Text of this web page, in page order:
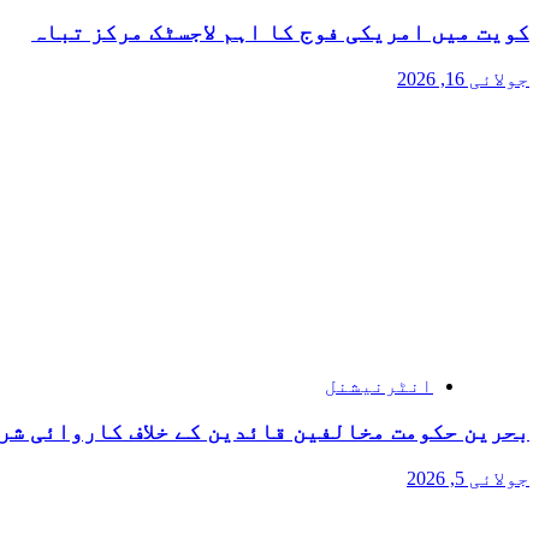
کویت میں امریکی فوج کا اہم لاجسٹک مرکز تباہ
جولائی 16, 2026
انٹرنیشنل
بحرین حکومت مخالفین قائدین کے خلاف کاروائی
جولائی 5, 2026